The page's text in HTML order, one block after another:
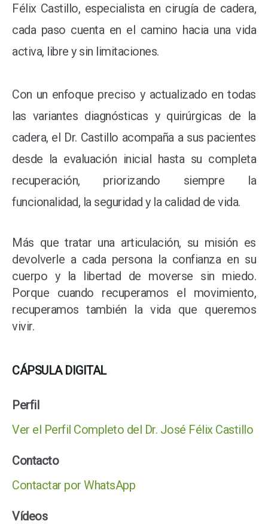
Félix Castillo, especialista en cirugía de cadera,
cada paso cuenta en el camino hacia una vida
activa, libre y sin limitaciones.
Con un enfoque preciso y actualizado en todas
las variantes diagnósticas y quirúrgicas de la
cadera, el Dr. Castillo acompaña a sus pacientes
desde la evaluación inicial hasta su completa
recuperación, priorizando siempre la
funcionalidad, la seguridad y la calidad de vida.
Más que tratar una articulación, su misión es
devolverle a cada persona la confianza en su
cuerpo y la libertad de moverse sin miedo.
Porque cuando recuperamos el movimiento,
recuperamos también la vida que queremos
vivir.
CÁPSULA DIGITAL
Perfil
Ver el Perfil Completo del Dr. José Félix Castillo
Contacto
Contactar por WhatsApp
Vídeos